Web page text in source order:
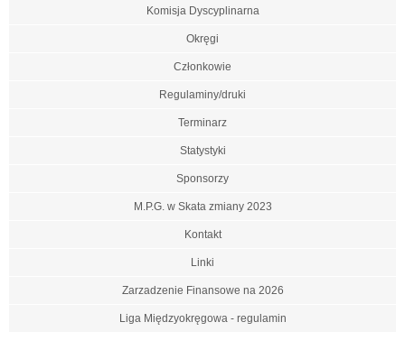
Komisja Dyscyplinarna
Okręgi
Członkowie
Regulaminy/druki
Terminarz
Statystyki
Sponsorzy
M.P.G. w Skata zmiany 2023
Kontakt
Linki
Zarzadzenie Finansowe na 2026
Liga Międzyokręgowa - regulamin